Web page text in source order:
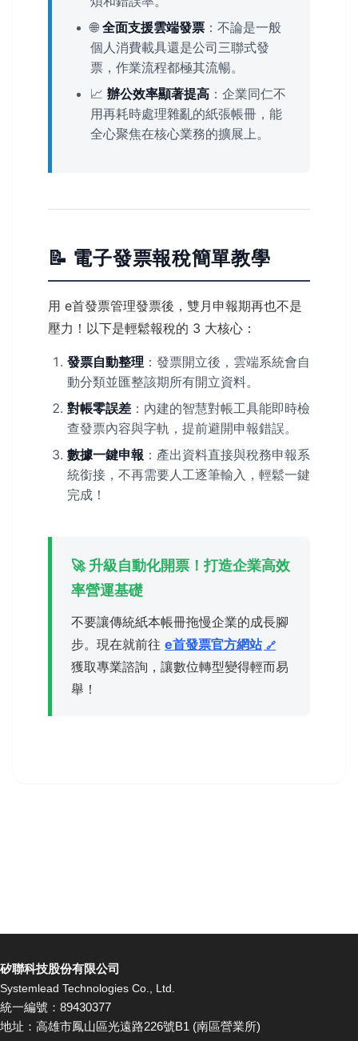
🌐 全面支援雲端發票 ：不論是一般
個人消費載具還是公司三聯式發
票，作業流程都極其流暢。
📈 辦公效率顯著提高 ：企業同仁不
用再耗時處理雜亂的紙張帳冊，能
全心聚焦在核心業務的擴展上。
📝 電子發票報稅簡單教學
用 e首發票管理發票後，雙月申報期再也不是
壓力！以下是輕鬆報稅的 3 大核心：
發票自動整理 ：發票開立後，雲端系統會自
動分類並匯整該期所有開立資料。
對帳零誤差 ：內建的智慧對帳工具能即時檢
查發票內容與字軌，提前避開申報錯誤。
數據一鍵申報 ：產出資料直接與稅務申報系
統銜接，不再需要人工逐筆輸入，輕鬆一鍵
完成！
🚀 升級自動化開票！打造企業高效
率營運基礎
不要讓傳統紙本帳冊拖慢企業的成長腳
步。現在就前往 e首發票官方網站
獲取專業諮詢，讓數位轉型變得輕而易
舉！
矽聯科技股份有限公司
Systemlead Technologies Co., Ltd.
統一編號：89430377
地址：高雄市鳳山區光遠路226號B1 (南區營業所)